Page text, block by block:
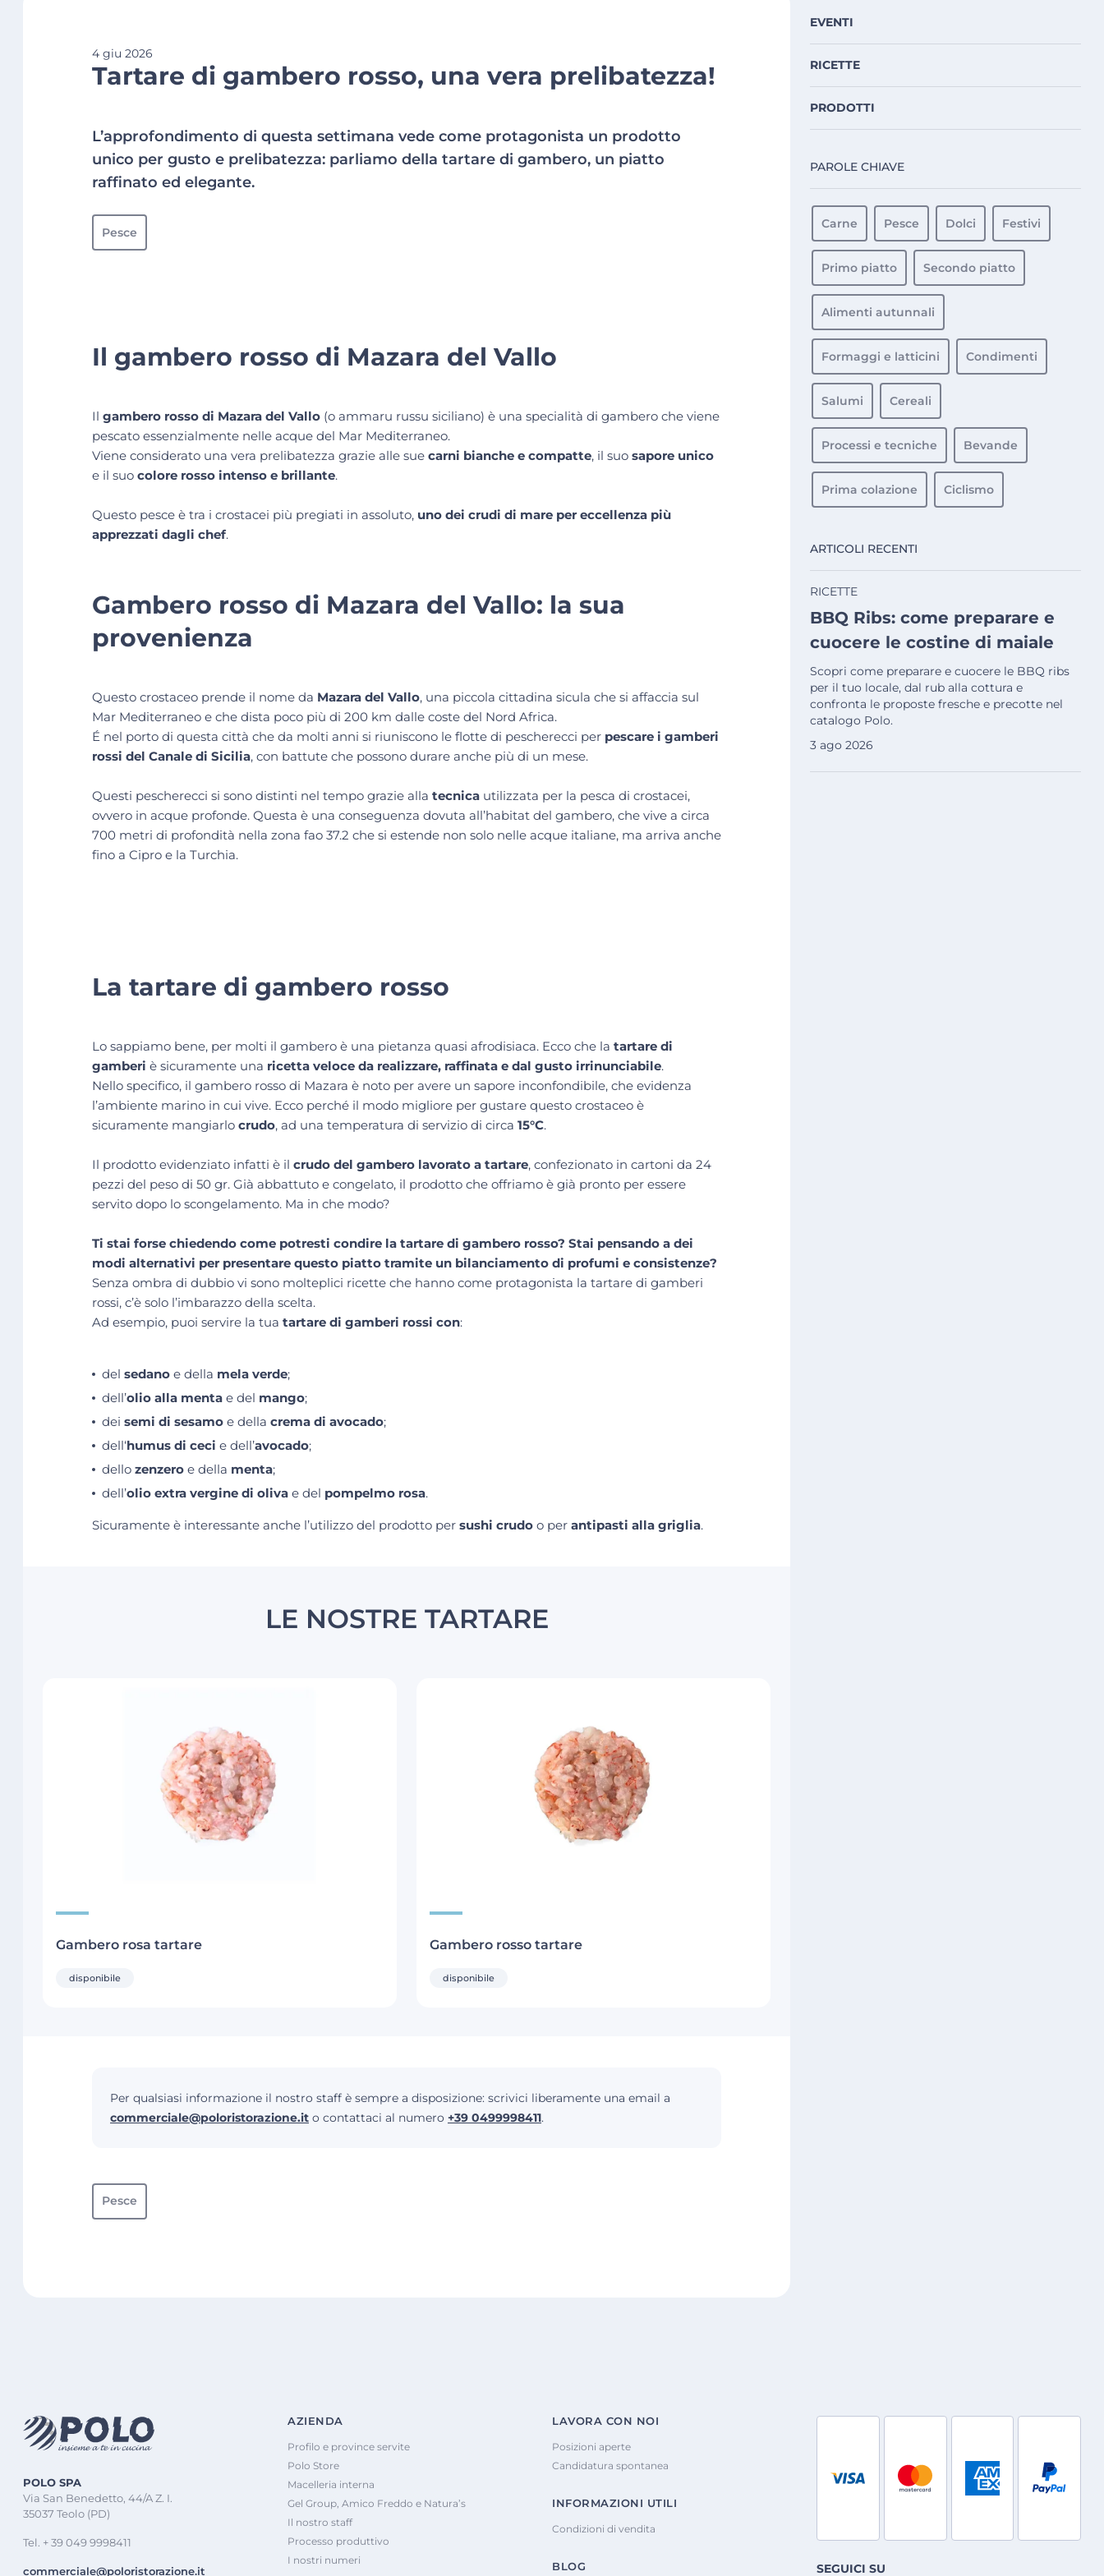
4 giu 2026
Tartare di gambero rosso, una vera prelibatezza!
L’approfondimento di questa settimana vede come protagonista un prodotto
unico per gusto e prelibatezza: parliamo della tartare di gambero, un piatto
raffinato ed elegante.
Pesce
Il gambero rosso di Mazara del Vallo
Il gambero rosso di Mazara del Vallo (o ammaru russu siciliano) è una specialità di gambero che viene
pescato essenzialmente nelle acque del Mar Mediterraneo.
Viene considerato una vera prelibatezza grazie alle sue carni bianche e compatte, il suo sapore unico
e il suo colore rosso intenso e brillante.
Questo pesce è tra i crostacei più pregiati in assoluto, uno dei crudi di mare per eccellenza più
apprezzati dagli chef.
Gambero rosso di Mazara del Vallo: la sua
provenienza
Questo crostaceo prende il nome da Mazara del Vallo, una piccola cittadina sicula che si affaccia sul
Mar Mediterraneo e che dista poco più di 200 km dalle coste del Nord Africa.
É nel porto di questa città che da molti anni si riuniscono le flotte di pescherecci per pescare i gamberi
rossi del Canale di Sicilia, con battute che possono durare anche più di un mese.
Questi pescherecci si sono distinti nel tempo grazie alla tecnica utilizzata per la pesca di crostacei,
ovvero in acque profonde. Questa è una conseguenza dovuta all’habitat del gambero, che vive a circa
700 metri di profondità nella zona fao 37.2 che si estende non solo nelle acque italiane, ma arriva anche
fino a Cipro e la Turchia.
La tartare di gambero rosso
Lo sappiamo bene, per molti il gambero è una pietanza quasi afrodisiaca. Ecco che la tartare di
gamberi è sicuramente una ricetta veloce da realizzare, raffinata e dal gusto irrinunciabile.
Nello specifico, il gambero rosso di Mazara è noto per avere un sapore inconfondibile, che evidenza
l’ambiente marino in cui vive. Ecco perché il modo migliore per gustare questo crostaceo è
sicuramente mangiarlo crudo, ad una temperatura di servizio di circa 15°C.
Il prodotto evidenziato infatti è il crudo del gambero lavorato a tartare, confezionato in cartoni da 24
pezzi del peso di 50 gr. Già abbattuto e congelato, il prodotto che offriamo è già pronto per essere
servito dopo lo scongelamento. Ma in che modo?
Ti stai forse chiedendo come potresti condire la tartare di gambero rosso? Stai pensando a dei
modi alternativi per presentare questo piatto tramite un bilanciamento di profumi e consistenze?
Senza ombra di dubbio vi sono molteplici ricette che hanno come protagonista la tartare di gamberi
rossi, c’è solo l’imbarazzo della scelta.
Ad esempio, puoi servire la tua tartare di gamberi rossi con:
del sedano e della mela verde;
dell’olio alla menta e del mango;
dei semi di sesamo e della crema di avocado;
dell‘humus di ceci e dell’avocado;
dello zenzero e della menta;
dell’olio extra vergine di oliva e del pompelmo rosa.
Sicuramente è interessante anche l’utilizzo del prodotto per sushi crudo o per antipasti alla griglia.
LE NOSTRE TARTARE
Gambero rosa tartare
disponibile
Gambero rosso tartare
disponibile
Per qualsiasi informazione il nostro staff è sempre a disposizione: scrivici liberamente una email a
commerciale@poloristorazione.it o contattaci al numero +39 0499998411.
Pesce
EVENTI
RICETTE
PRODOTTI
PAROLE CHIAVE
Carne Pesce Dolci Festivi
Primo piatto Secondo piatto
Alimenti autunnali
Formaggi e latticini Condimenti
Salumi Cereali
Processi e tecniche Bevande
Prima colazione Ciclismo
ARTICOLI RECENTI
RICETTE
BBQ Ribs: come preparare e
cuocere le costine di maiale
Scopri come preparare e cuocere le BBQ ribs
per il tuo locale, dal rub alla cottura e
confronta le proposte fresche e precotte nel
catalogo Polo.
3 ago 2026
POLO SPA
Via San Benedetto, 44/A Z. I.
35037 Teolo (PD)
Tel. + 39 049 9998411
commerciale@poloristorazione.it
AZIENDA
Profilo e province servite
Polo Store
Macelleria interna
Gel Group, Amico Freddo e Natura’s
Il nostro staff
Processo produttivo
I nostri numeri
LAVORA CON NOI
Posizioni aperte
Candidatura spontanea
INFORMAZIONI UTILI
Condizioni di vendita
BLOG SEGUICI SU